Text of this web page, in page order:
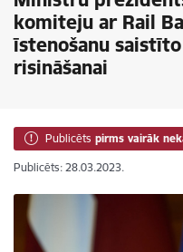
komiteju ar Rail
īstenošanu
risināšanai
Publicēts pirms vairāk
Publicēts: 28.03.2023.